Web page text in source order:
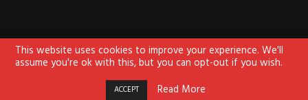
About us Sign Up for Newsletter
Contact us
Terms of use
Privacy Policy Disclaimer
KHABAR LAHARIYA.All Rights Reserved.
This website uses cookies to improve your experience. We'll
assume you're ok with this, but you can opt-out if you wish.
ACCEPT Read More